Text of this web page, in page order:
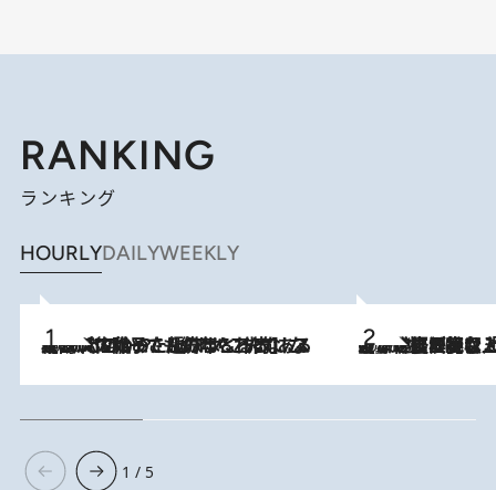
RANKING
ランキング
HOURLYDAILYWEEKLY
2026.8.5
【阿川佐和子さんの年とる力】なぜ70代で始めた趣味は“こんなに楽しい”のか？ ピアノ、俳句…スランプに陥っても続けられる“ある秘訣”とは 2026.8.5
【なぜ吉沢亮は「気配を消せる」のか？】興行収入208億の『国宝』を経て挑むミュージカル『ディア・エヴァン・ハンセン』。トップ俳優が舞台上でさらけ出した“孤独”とは
1 / 5